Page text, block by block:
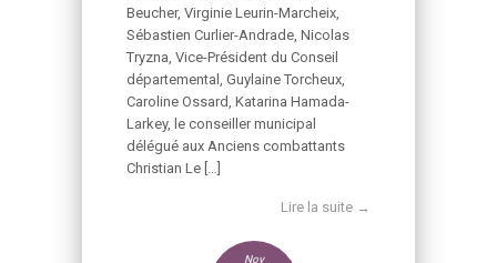
Beucher, Virginie Leurin-Marcheix,
Sébastien Curlier-Andrade, Nicolas
Tryzna, Vice-Président du Conseil
départemental, Guylaine Torcheux,
Caroline Ossard, Katarina Hamada-
Larkey, le conseiller municipal
délégué aux Anciens combattants
Christian Le […]
Lire la suite →
Nov